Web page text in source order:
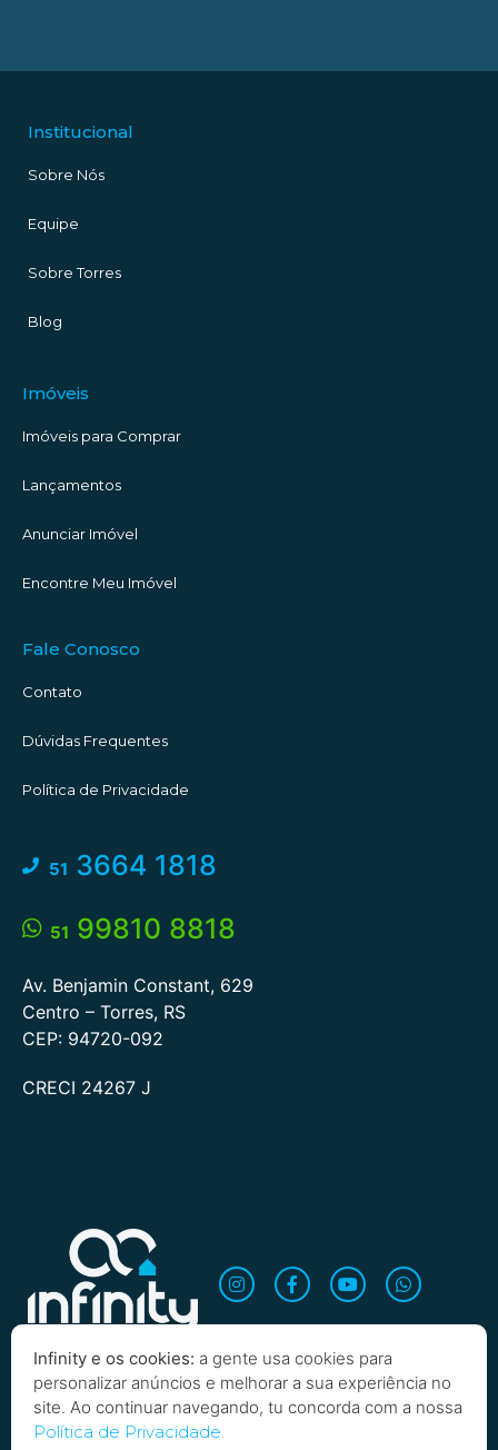
Institucional
Sobre Nós
Equipe
Sobre Torres
Blog
Imóveis
Imóveis para Comprar
Lançamentos
Anunciar Imóvel
Encontre Meu Imóvel
Fale Conosco
Contato
Dúvidas Frequentes
Política de Privacidade
51 3664 1818
51 99810 8818
Av. Benjamin Constant, 629
Centro – Torres, RS
CEP: 94720-092
CRECI 24267 J
Infinity e os cookies: a gente usa cookies para
personalizar anúncios e melhorar a sua experiência no
site. Ao continuar navegando, tu concorda com a nossa
Política de Privacidade.